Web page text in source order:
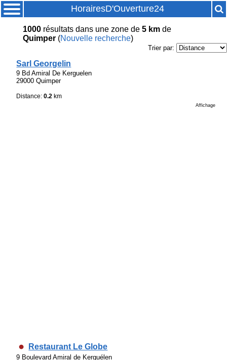
HorairesD'Ouverture24
1000résultatsdans une zone de 5 kmde
Quimper(Nouvelle recherche)
Trier par:
Sarl Georgelin
9 Bd Amiral De Kerguelen
29000 Quimper
Distance:0.2 km
Affichage
Restaurant Le Globe
9 Boulevard Amiral de Kerguélen